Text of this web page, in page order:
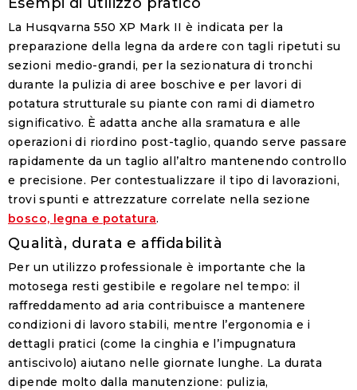
La Husqvarna 550 XP Mark II è indicata per la
preparazione della legna da ardere con tagli ripetuti su
sezioni medio-grandi, per la sezionatura di tronchi
durante la pulizia di aree boschive e per lavori di
potatura strutturale su piante con rami di diametro
significativo. È adatta anche alla sramatura e alle
operazioni di riordino post-taglio, quando serve passare
rapidamente da un taglio all’altro mantenendo controllo
e precisione. Per contestualizzare il tipo di lavorazioni,
trovi spunti e attrezzature correlate nella sezione
bosco, legna e potatura.
Qualità, durata e affidabilità
Per un utilizzo professionale è importante che la
motosega resti gestibile e regolare nel tempo: il
raffreddamento ad aria contribuisce a mantenere
condizioni di lavoro stabili, mentre l’ergonomia e i
dettagli pratici (come la cinghia e l’impugnatura
antiscivolo) aiutano nelle giornate lunghe. La durata
dipende molto dalla manutenzione: pulizia,